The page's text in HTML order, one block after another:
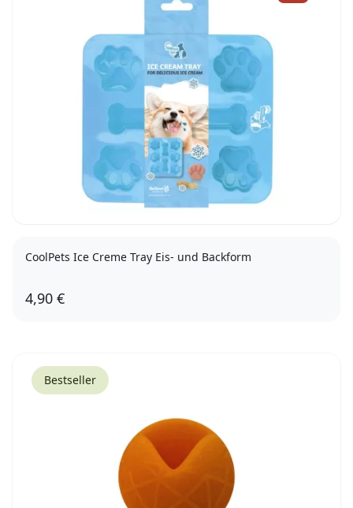
CoolPets Ice Creme Tray Eis- und Backform
4,90 €
Bestseller